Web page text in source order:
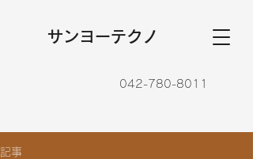
​サンヨーテクノ
042-780-8011
記事